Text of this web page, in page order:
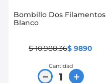
Bombillo Dos Filamentos
Blanco
$ 10.988,36$ 9890
Cantidad
＋
－